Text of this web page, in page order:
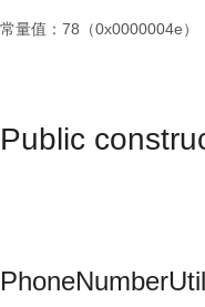
常量值：78（0x0000004e）
Public